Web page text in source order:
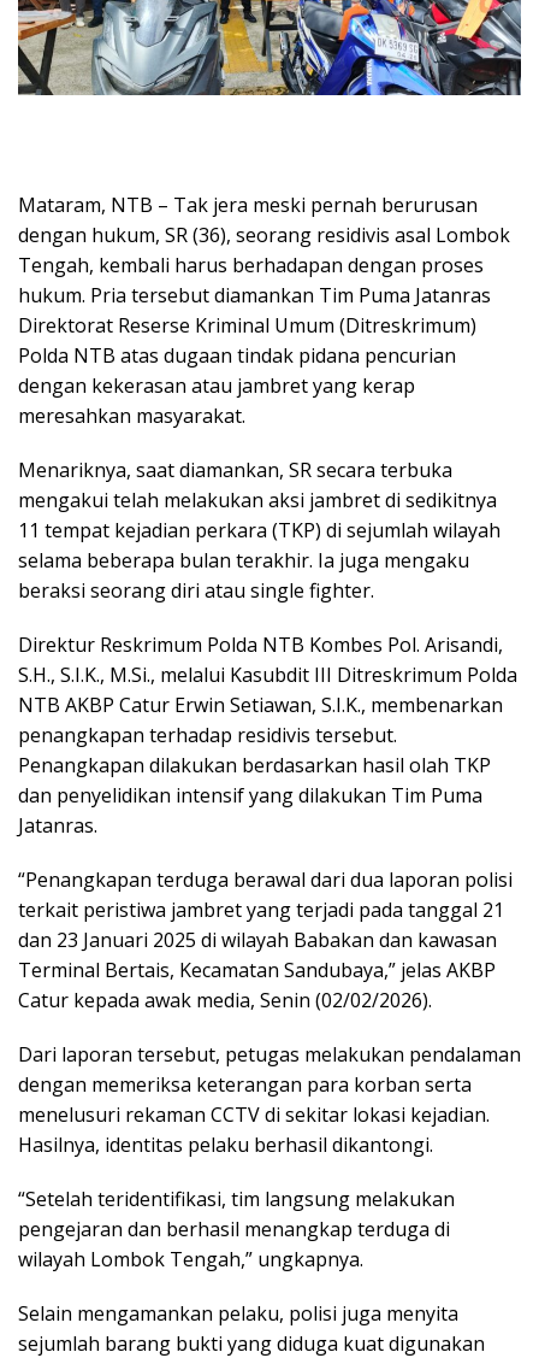
Mataram, NTB – Tak jera meski pernah berurusan
dengan hukum, SR (36), seorang residivis asal Lombok
Tengah, kembali harus berhadapan dengan proses
hukum. Pria tersebut diamankan Tim Puma Jatanras
Direktorat Reserse Kriminal Umum (Ditreskrimum)
Polda NTB atas dugaan tindak pidana pencurian
dengan kekerasan atau jambret yang kerap
meresahkan masyarakat.
Menariknya, saat diamankan, SR secara terbuka
mengakui telah melakukan aksi jambret di sedikitnya
11 tempat kejadian perkara (TKP) di sejumlah wilayah
selama beberapa bulan terakhir. Ia juga mengaku
beraksi seorang diri atau single fighter.
Direktur Reskrimum Polda NTB Kombes Pol. Arisandi,
S.H., S.I.K., M.Si., melalui Kasubdit III Ditreskrimum Polda
NTB AKBP Catur Erwin Setiawan, S.I.K., membenarkan
penangkapan terhadap residivis tersebut.
Penangkapan dilakukan berdasarkan hasil olah TKP
dan penyelidikan intensif yang dilakukan Tim Puma
Jatanras.
“Penangkapan terduga berawal dari dua laporan polisi
terkait peristiwa jambret yang terjadi pada tanggal 21
dan 23 Januari 2025 di wilayah Babakan dan kawasan
Terminal Bertais, Kecamatan Sandubaya,” jelas AKBP
Catur kepada awak media, Senin (02/02/2026).
Dari laporan tersebut, petugas melakukan pendalaman
dengan memeriksa keterangan para korban serta
menelusuri rekaman CCTV di sekitar lokasi kejadian.
Hasilnya, identitas pelaku berhasil dikantongi.
“Setelah teridentifikasi, tim langsung melakukan
pengejaran dan berhasil menangkap terduga di
wilayah Lombok Tengah,” ungkapnya.
Selain mengamankan pelaku, polisi juga menyita
sejumlah barang bukti yang diduga kuat digunakan